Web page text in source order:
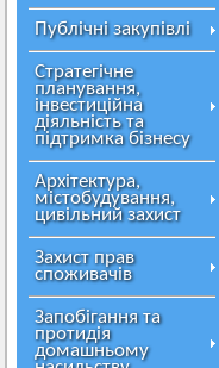
Публічні закупівлі
Стратегічне
планування,
інвестиційна
діяльність та
підтримка бізнесу
Архітектура,
містобудування,
цивільний захист
Захист прав
споживачів
Запобігання та
протидія
домашньому